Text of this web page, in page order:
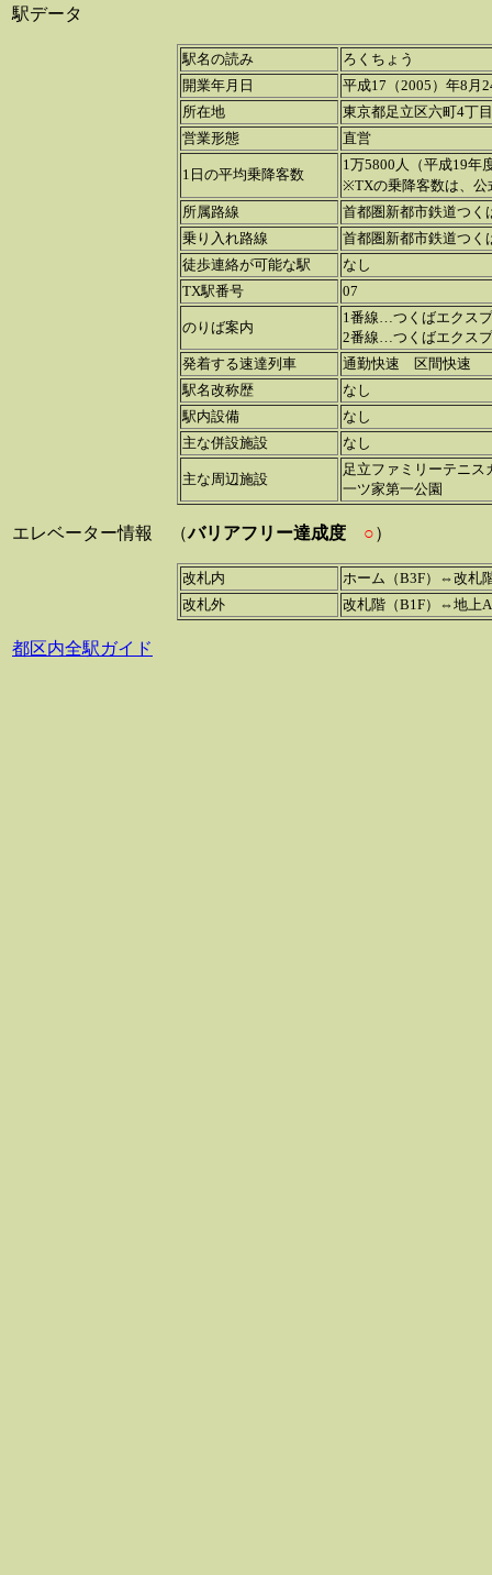
駅データ
駅名の読み
ろくちょう
開業年月日
平成17（2005）年8月
所在地
東京都足立区六町4丁目
営業形態
直営
1日の平均乗降客数
1万5800人（平成19年
※TXの乗降客数は、公
所属路線
首都圏新都市鉄道つく
乗り入れ路線
首都圏新都市鉄道つく
徒歩連絡が可能な駅
なし
TX駅番号
07
のりば案内
1番線…つくばエクス
2番線…つくばエクス
発着する速達列車
通勤快速 区間快速
駅名改称歴
なし
駅内設備
なし
主な併設施設
なし
主な周辺施設
足立ファミリーテニス
一ツ家第一公園
エレベーター情報 （バリアフリー達成度 ○）
改札内
ホーム（B3F）⇔改札
改札外
改札階（B1F）⇔地上
都区内全駅ガイド